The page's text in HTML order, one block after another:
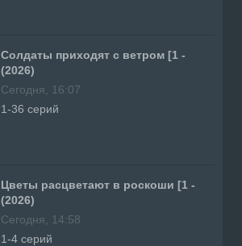
Солдаты приходят с ветром [1 -
(2026)
Сегодня, 16:07
1-36 серий
Цветы расцветают в роскоши [1 -
(2026)
Сегодня, 14:58
1-4 серий